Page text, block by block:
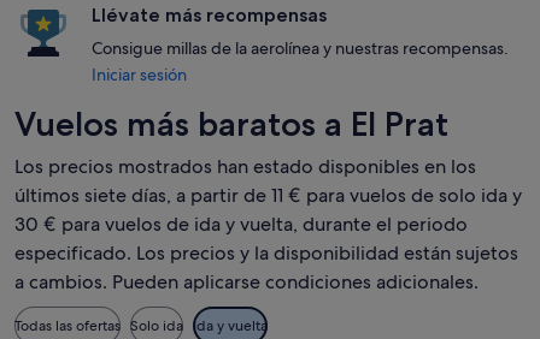
Llévate más recompensas
Consigue millas de la aerolínea y nuestras recompensas.
Iniciar sesión
Vuelos más baratos a El Prat
Los precios mostrados han estado disponibles en los
últimos siete días, a partir de 11 € para vuelos de solo ida y
30 € para vuelos de ida y vuelta, durante el periodo
especificado. Los precios y la disponibilidad están sujetos
a cambios. Pueden aplicarse condiciones adicionales.
Todas las ofertas Solo ida Ida y vuelta